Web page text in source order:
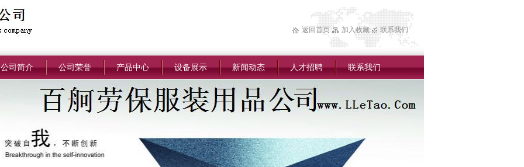
公司简介 公司荣誉 产品中心 设备展示 新闻动态 人才招聘 联系我们
返回首页 加入收藏 联系我们